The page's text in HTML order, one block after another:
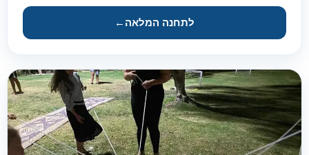
לתחנה המלאה ←